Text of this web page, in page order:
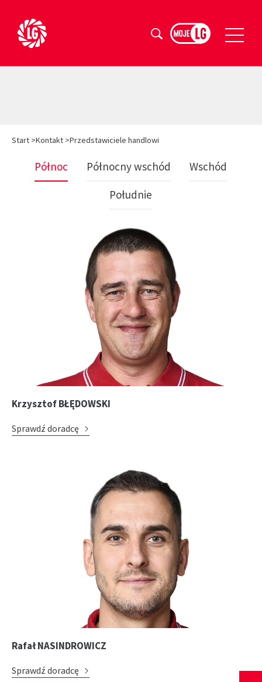
Szukaj
Start >Kontakt >Przedstawiciele handlowi
Północ Północny wschód
Wschód
Południe
Krzysztof BŁĘDOWSKI
Sprawdź doradcę
Rafał NASINDROWICZ
Sprawdź doradcę